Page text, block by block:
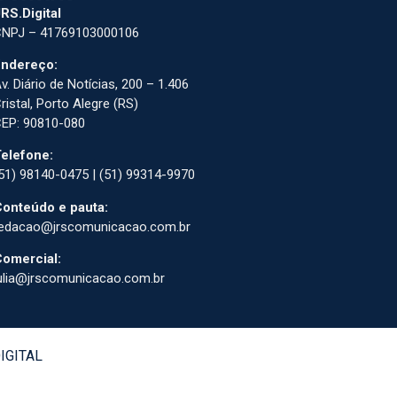
– 41769103000106
Diário de Notícias, 200 – 1.406
Porto Alegre (RS)
90810-080
98140-0475 | (51) 99314-9970
e pauta: